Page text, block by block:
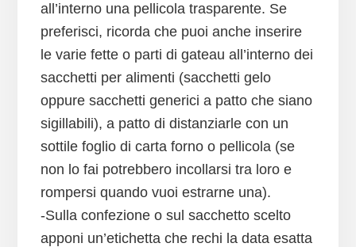
all’interno una pellicola trasparente. Se
preferisci, ricorda che puoi anche inserire
le varie fette o parti di gateau all’interno dei
sacchetti per alimenti (sacchetti gelo
oppure sacchetti generici a patto che siano
sigillabili), a patto di distanziarle con un
sottile foglio di carta forno o pellicola (se
non lo fai potrebbero incollarsi tra loro e
rompersi quando vuoi estrarne una).
-Sulla confezione o sul sacchetto scelto
apponi un’etichetta che rechi la data esatta